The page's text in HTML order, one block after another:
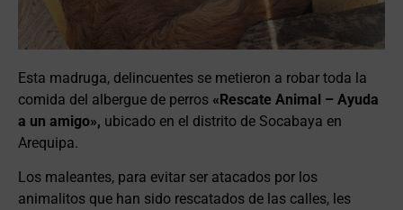
Esta madruga, delincuentes se metieron a robar toda la
comida del albergue de perros «Rescate Animal – Ayuda
a un amigo», ubicado en el distrito de Socabaya en
Arequipa.
Los maleantes, para evitar ser atacados por los
animalitos que han sido rescatados de las calles, les